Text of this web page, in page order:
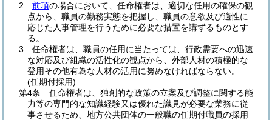
2
前項の場合において、任命権者は、適切な任用の確保の観
点から、職員の勤務実態を把握し、職員の意欲及び適性に
応じた人事管理を行うために必要な措置を講ずるものとす
る。
3
任命権者は、職員の任用に当たっては、行政需要への迅速
な対応及び組織の活性化の観点から、外部人材の積極的な
登用その他有為な人材の活用に努めなければならない。
(任期付採用)
第4条
任命権者は、独創的な政策の立案及び調整に関する能
力等の専門的な知識経験又は優れた識見が必要な業務に従
事させるため、地方公共団体の一般職の任期付職員の採用